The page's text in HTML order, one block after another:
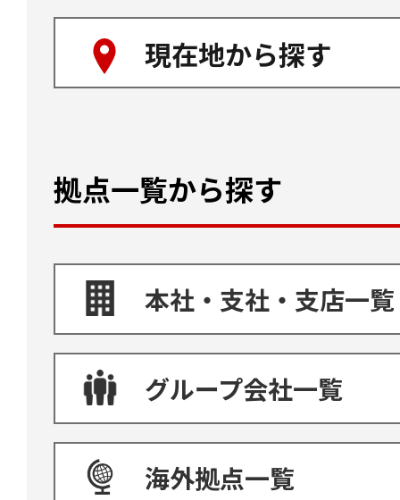
現在地から探す
拠点一覧から探す
本社・支社・支店一覧
グループ会社一覧
海外拠点一覧